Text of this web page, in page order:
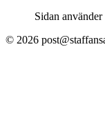
Sidan
© 2026